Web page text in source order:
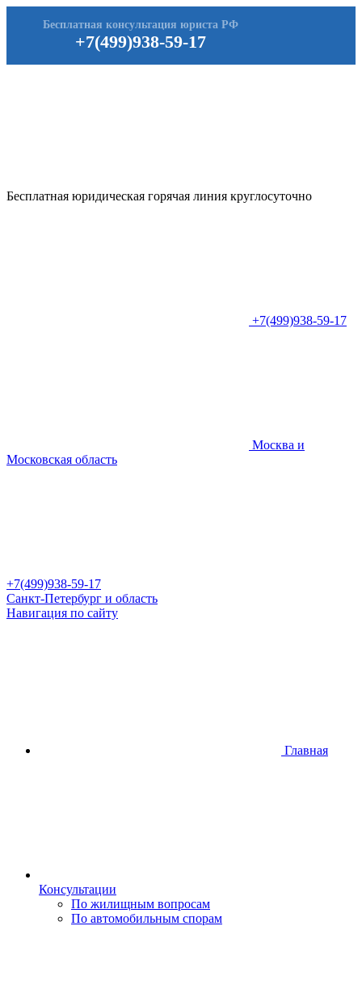
+7(499)938-59-17
Бесплатная консультация юриста РФ
Бесплатная юридическая горячая линия круглосуточно
+7(499)938-59-17
Москва и
Московская область
+7(499)938-59-17
Санкт-Петербург и область
Навигация по сайту
Главная
Консультации
По жилищным вопросам
По автомобильным спорам